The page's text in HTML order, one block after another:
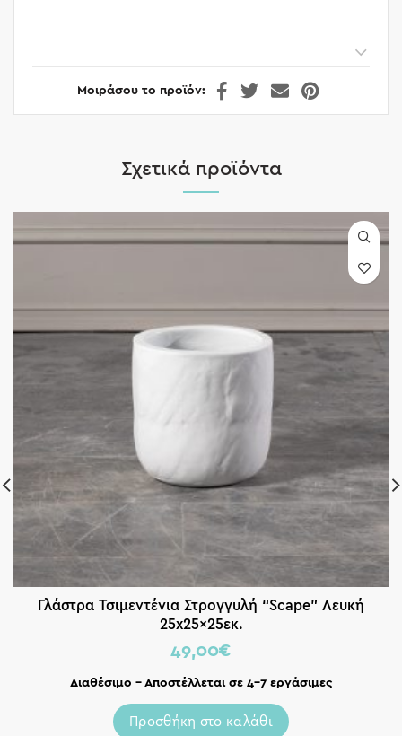
Μοιράσου το προϊόν
Σχετικά προϊόντα
Γλάστρα Τσιμεντένια Στρογγυλή “Scape” Λευκή
25x25x25εκ.
49,00€
Διαθέσιμο – Αποστέλλεται σε 4-7 εργάσιμες
Προσθήκη στο καλάθι